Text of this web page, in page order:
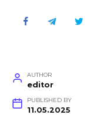
AUTHOR
editor
PUBLISHED BY
11.05.2025